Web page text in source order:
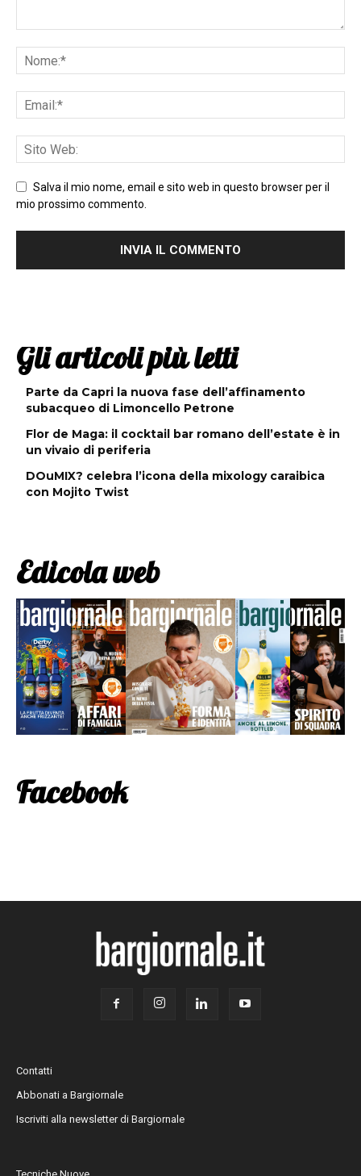
Salva il mio nome, email e sito web in questo browser per il
mio prossimo commento.
Gli articoli più letti
Parte da Capri la nuova fase dell’affinamento
subacqueo di Limoncello Petrone
Flor de Maga: il cocktail bar romano dell’estate è in
un vivaio di periferia
DOuMIX? celebra l’icona della mixology caraibica
con Mojito Twist
Edicola web
Facebook
Contatti
Abbonati a Bargiornale
Iscriviti alla newsletter di Bargiornale